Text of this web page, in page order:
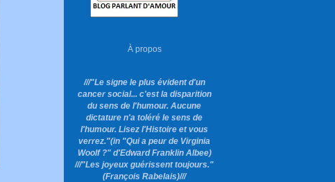
À propos
///"Le signe le plus évident d'un
cancer social... c'est la disparition
du sens de l'humour. Aucune
dictature n'a toléré le sens de
l'humour. Lisez l'Histoire et vous
verrez."(in "Qui a peur de Virginia
Woolf ?"d'Edward Franklin Albee)
///"Les joyeux guérissent toujours."
(François Rabelais)///